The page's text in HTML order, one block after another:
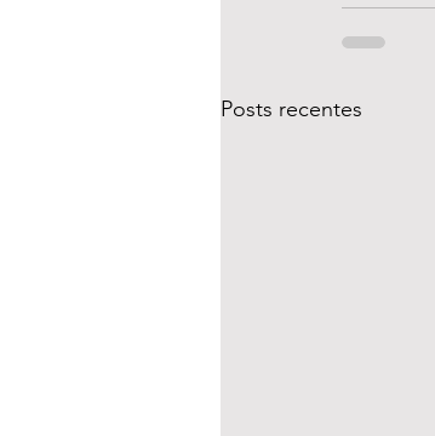
Posts recentes